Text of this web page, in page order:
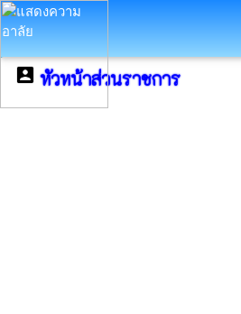
account_box หัวหน้าส่วนราชการ